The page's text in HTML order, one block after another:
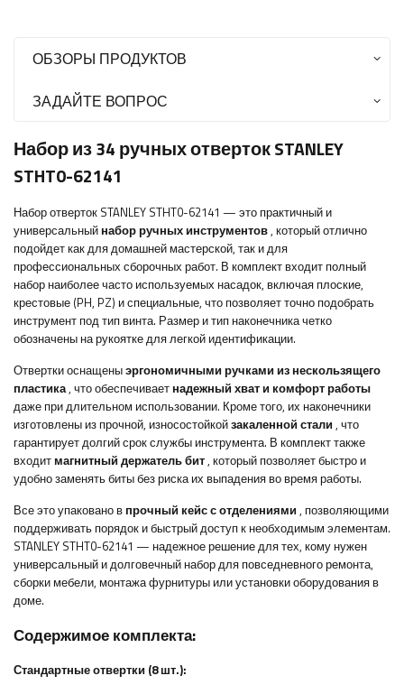
ОБЗОРЫ ПРОДУКТОВ
ЗАДАЙТЕ ВОПРОС
Набор из 34 ручных отверток STANLEY
STHT0-62141
Набор отверток STANLEY STHT0-62141 — это практичный и
универсальный набор ручных инструментов, который отлично
подойдет как для домашней мастерской, так и для
профессиональных сборочных работ. В комплект входит полный
набор наиболее часто используемых насадок, включая плоские,
крестовые (PH, PZ) и специальные, что позволяет точно подобрать
инструмент под тип винта. Размер и тип наконечника четко
обозначены на рукоятке для легкой идентификации.
Отвертки оснащеныэргономичными ручками из нескользящего
пластика, что обеспечивает надежный хват и комфорт работы
даже при длительном использовании. Кроме того, их наконечники
изготовлены из прочной, износостойкойзакаленной стали , что
гарантирует долгий срок службы инструмента. В комплект также
входит магнитный держатель бит, который позволяет быстро и
удобно заменять биты без риска их выпадения во время работы.
Все это упаковано в прочный кейс с отделениями , позволяющими
поддерживать порядок и быстрый доступ к необходимым элементам.
STANLEY STHT0-62141 — надежное решение для тех, кому нужен
универсальный и долговечный набор для повседневного ремонта,
сборки мебели, монтажа фурнитуры или установки оборудования в
доме.
Содержимое комплекта:
Стандартные отвертки (8 шт.):